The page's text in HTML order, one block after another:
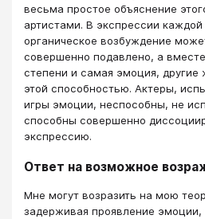
весьма простое объяснение
артистами. В экспрессии
органическое возбуждение
совершенно подавлено, а
степени и самая эмоция,
этой способностью. Актеры,
игры эмоции, неспособны, не
способны совершенно
экспрессию.
Ответ на возможное
Мне могут возразить на мою
задерживая проявление